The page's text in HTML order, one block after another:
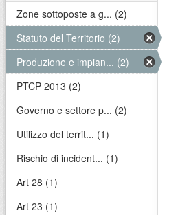
Zone sottoposte a g... (2)
Statuto del Territorio (2)
Produzione e impian... (2)
PTCP 2013 (2)
Governo e settore p... (2)
Utilizzo del territ... (1)
Rischio di incident... (1)
Art 28 (1)
Art 23 (1)